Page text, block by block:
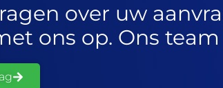
over uw
ons op. Ons